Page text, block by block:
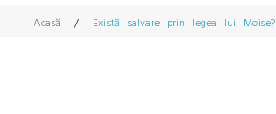
Acasă / Există salvare prin legea lui Moise?